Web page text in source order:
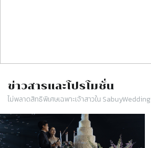
ข่าวสารและโปรโมชั่น
ไม่พลาดสิทธิพิเศษเฉพาะเจ้าสาวใน SabuyWedding
Slide 1 of 1